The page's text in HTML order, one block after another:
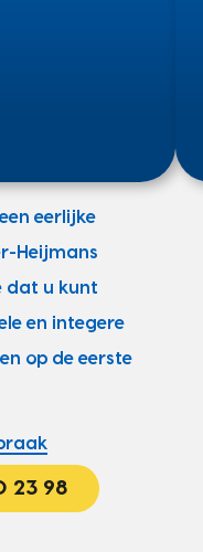
eerlijke
Heijmans
dat u kunt
en integere
op de eerste
23 98